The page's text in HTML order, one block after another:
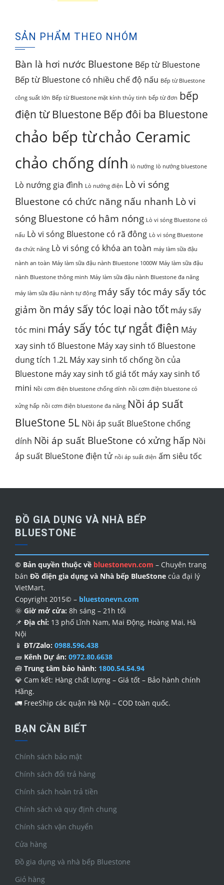
2,450,000₫.là:
SẢN PHẨM THEO NHÓM
Bàn là hơi nước Bluestone Bếp từ Bluestone
Bếp từ Bluestone có nhiều chế độ nấu Bếp từ Bluestone
công suất lớn Bếp từ Bluestone mặt kính thủy tinh bếp từ đơn bếp
điện từ Bluestone Bếp đôi ba Bluestone
chảo bếp từchảo Ceramic
chảo chống dính lò nướng lò nướng bluestone
Lò nướng gia đình Lò nướng điện Lò vi sóng
Bluestone có chức năng nấu nhanh Lò vi
sóng Bluestone có hâm nóng Lò vi sóng Bluestone có
nấu Lò vi sóng Bluestone có rã đông Lò vi sóng Bluestone
đa chức năng Lò vi sóng có khóa an toàn máy làm sữa đậu
nành an toàn Máy làm sữa đậu nành Bluestone 1000W Máy làm sữa đậu
nành Bluestone thông minh Máy làm sữa đậu nành Bluestone đa năng
máy làm sữa đậu nành tự động máy sấy tócmáy sấy tóc
giảm ồn máy sấy tóc loại nào tốt máy sấy
tóc mini máy sấy tóc tự ngắt điện Máy
xay sinh tố Bluestone Máy xay sinh tố Bluestone
dung tích 1.2L Máy xay sinh tố chống ồn của
Bluestone máy xay sinh tố giá tốt máy xay sinh tố
mini Nồi cơm điện bluestone chống dính nồi cơm điện bluestone có
xửng hấp nồi cơm điện bluestone đa năng Nồi áp suất
BlueStone 5L Nồi áp suất BlueStone chống
dính Nồi áp suất BlueStone có xửng hấp Nồi
áp suất BlueStone điện tử nồi áp suất điện ấm siêu tốc
ĐỒ GIA DỤNG VÀ NHÀ BẾP
BLUESTONE
© Bản quyền thuộc về bluestonevn.com – Chuyên trang
bán Đồ điện gia dụng và Nhà bếp BlueStone của đại lý
VietMart.
Copyright 2015© – bluestonevn.com
🌞 Giờ mở cửa: 8h sáng – 21h tối
📌 Địa chỉ: 13 phố Lĩnh Nam, Mai Động, Hoàng Mai, Hà
Nội
📱 ĐT/Zalo: 0988.596.438
🧱 Kênh Dự án: 0972.80.6638
🧰 Trung tâm bảo hành: 1800.54.54.94
💎 Cam kết: Hàng chất lượng – Giá tốt – Bảo hành chính
Hãng.
🚛 FreeShip các quận Hà Nội – COD toàn quốc.
BẠN CẦN BIẾT
Chính sách bảo mật
Chính sách đổi trả hàng
Chính sách hoàn trả tiền
Chính sách và quy định chung
Chính sách vận chuyển
Cửa hàng
Đồ gia dụng và nhà bếp Bluestone
Giỏ hàng